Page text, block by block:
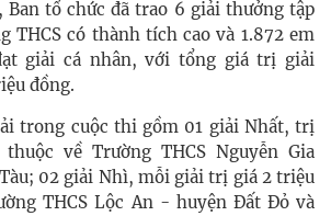
tổ chức đã trao 6 giải thưởng tập
THCS có thành tích cao và 1.872 em
giải cá nhân, với tổng giá trị giải
đồng.
trong cuộc thi gồm 01 giải Nhất, trị
về Trường THCS Nguyễn Gia
02 giải Nhì, mỗi giải trị giá 2 triệu
THCS Lộc An - huyện Đất Đỏ và